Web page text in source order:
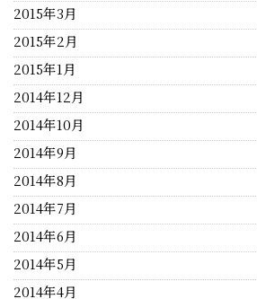
2015年3月
2015年2月
2015年1月
2014年12月
2014年10月
2014年9月
2014年8月
2014年7月
2014年6月
2014年5月
2014年4月